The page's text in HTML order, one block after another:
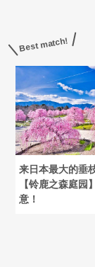
Best match!
来日本最大的垂
【铃鹿之森庭园
意！